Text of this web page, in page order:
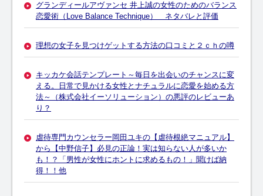
グランディールアヴァンセ 井上誠の女性のためのバランス
恋愛術（Love Balance Technique） ネタバレと評価
理想の女子を見つけゲットする方法の口コミと２ｃｈの噂
キッカケ会話テンプレート～毎日を出会いのチャンスに変
える。日常で見かける女性とナチュラルに恋愛を始める方
法～（株式会社イーソリューション）の悪評のレビューあ
り？
虐待専門カウンセラー岡田ユキの【虐待根絶マニュアル】
から【中野信子】必見の正論！実は知らない人が多いか
も！？「男性が女性にホントに求めるもの！」聞けば納
得！！他